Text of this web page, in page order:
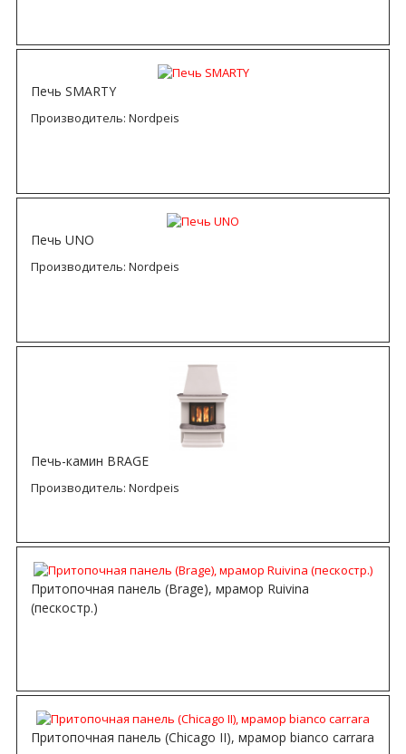
Печь SMARTY
Производитель: Nordpeis
Печь UNO
Производитель: Nordpeis
Печь-камин BRAGE
Производитель: Nordpeis
Притопочная панель (Brage), мрамор Ruivina
(пескостр.)
Притопочная панель (Chicago II), мрамор bianco carrara